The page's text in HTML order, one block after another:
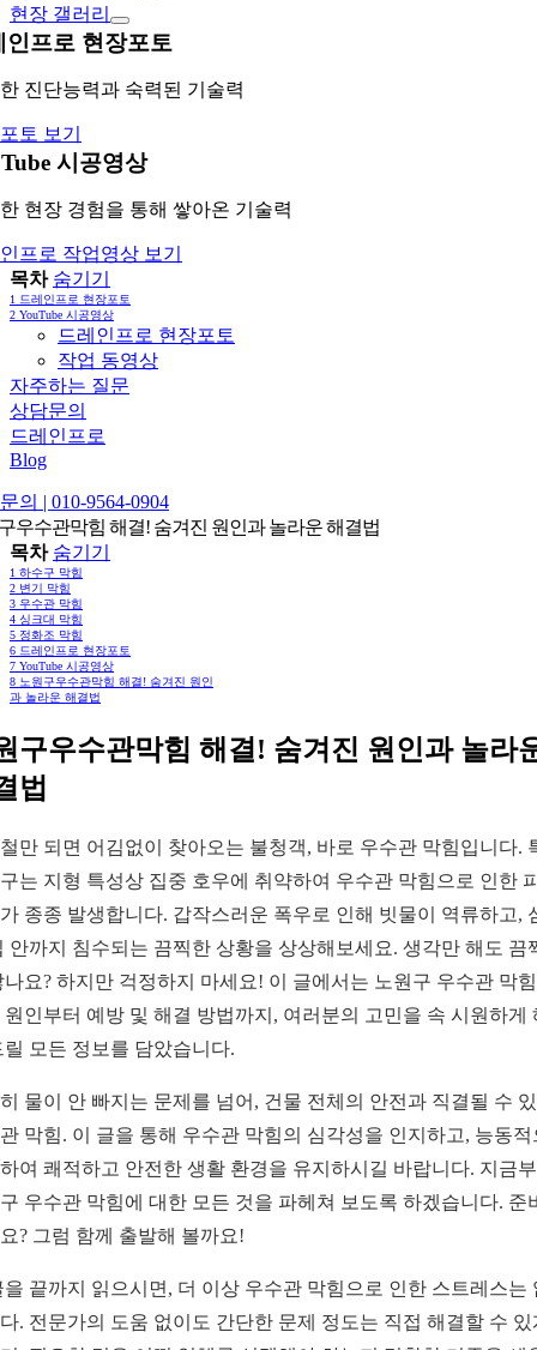
현장 갤러리
인프로 현장포토
진단능력과 숙력된 기술력
토 보기
시공영상
현장 경험을 통해 쌓아온 기술력
프로 작업영상 보기
목차 숨기기
1 드레인프로 현장포토
2 YouTube 시공영상
드레인프로 현장포토
작업 동영상
자주하는 질문
상담문의
드레인프로
Blog
의 | 010-9564-0904
우수관막힘 해결! 숨겨진 원인과 놀라운 해결법
목차 숨기기
1 하수구 막힘
2 변기 막힘
3 우수관 막힘
4 싱크대 막힘
5 정화조 막힘
6 드레인프로 현장포토
7 YouTube 시공영상
8 노원구우수관막힘 해결! 숨겨진 원인
과 놀라운 해결법
구우수관막힘 해결! 숨겨진 원인과 놀라
법
만 되면 어김없이 찾아오는 불청객, 바로 우수관 막힘입니다.
는 지형 특성상 집중 호우에 취약하여 우수관 막힘으로 인한
종종 발생합니다. 갑작스러운 폭우로 인해 빗물이 역류하고,
안까지 침수되는 끔찍한 상황을 상상해보세요. 생각만 해도 끔
나요? 하지만 걱정하지 마세요! 이 글에서는 노원구 우수관 막
원인부터 예방 및 해결 방법까지, 여러분의 고민을 속 시원하게
릴 모든 정보를 담았습니다.
물이 안 빠지는 문제를 넘어, 건물 전체의 안전과 직결될 수
막힘. 이 글을 통해 우수관 막힘의 심각성을 인지하고, 능동적
여 쾌적하고 안전한 생활 환경을 유지하시길 바랍니다. 지금
우수관 막힘에 대한 모든 것을 파헤쳐 보도록 하겠습니다. 준
? 그럼 함께 출발해 볼까요!
을 끝까지 읽으시면, 더 이상 우수관 막힘으로 인한 스트레스는
. 전문가의 도움 없이도 간단한 문제 정도는 직접 해결할 수 있